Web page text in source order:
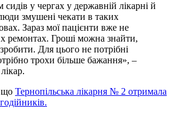
сидів у чергах у державній лікарні й
змушені чекати в таких
Зараз мої пацієнти вже не
ремонтах. Гроші можна знайти,
Для цього не потрібні
трохи більше бажання», –
що Тернопільська лікарня № 2 отримала